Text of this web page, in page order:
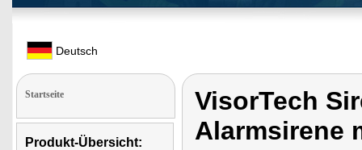
Deutsch
Startseite
Produkt-Übersicht:
VisorTech
Alarmsirene